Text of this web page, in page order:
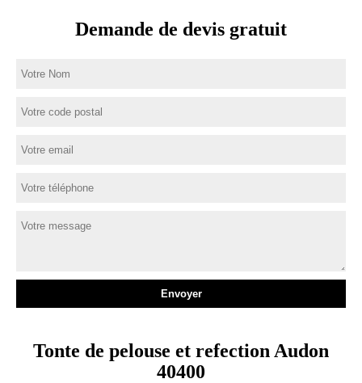
Demande de devis gratuit
Tonte de pelouse et refection Audon
40400